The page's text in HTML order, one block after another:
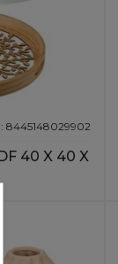
8445148029902
40 X 40 X